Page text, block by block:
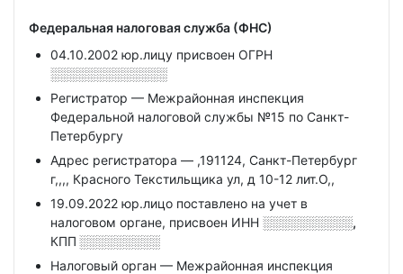
Федеральная налоговая служба (ФНС)
04.10.2002 юр.лицу присвоен ОГРН
░░░░░░░░░░░░░
Регистратор — Межрайонная инспекция
Федеральной налоговой службы №15 по Санкт-
Петербургу
Адрес регистратора — ,191124, Санкт-Петербург
г,,,, Красного Текстильщика ул, д 10-12 лит.О,,
19.09.2022 юр.лицо поставлено на учет в
налоговом органе, присвоен ИНН ░░░░░░░░░░,
КПП ░░░░░░░░░
Налоговый орган — Межрайонная инспекция